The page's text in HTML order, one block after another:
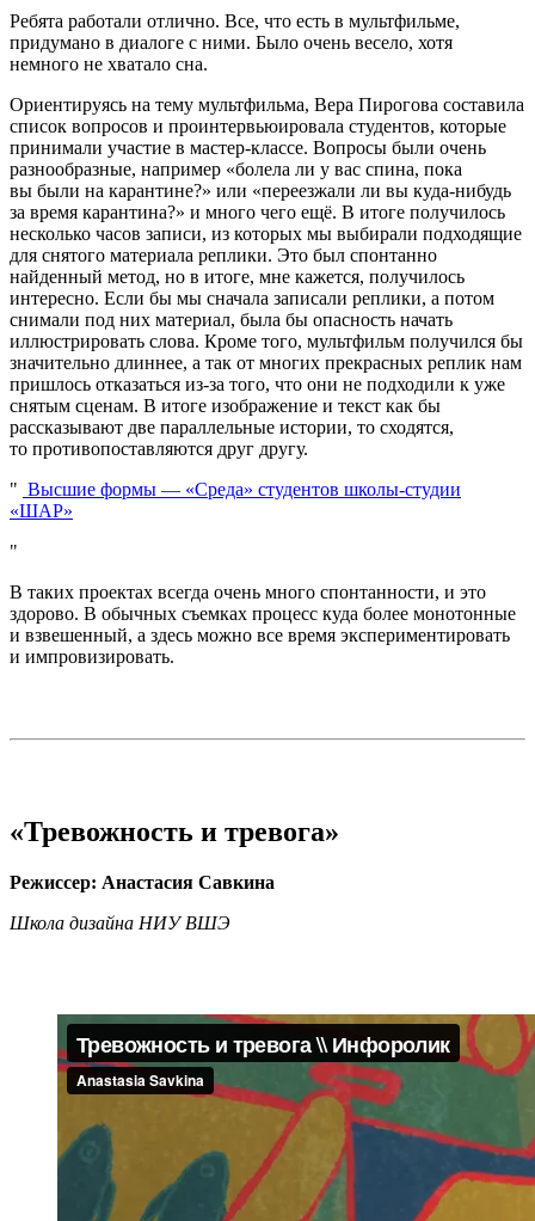
Ребята работали отлично. Все, что есть в мультфильме,
придумано в диалоге с ними. Было очень весело, хотя
немного не хватало сна.
Ориентируясь на тему мультфильма, Вера Пирогова составила
список вопросов и проинтервьюировала студентов, которые
принимали участие в мастер-классе. Вопросы были очень
разнообразные, например «болела ли у вас спина, пока
вы были на карантине?» или «переезжали ли вы куда-нибудь
за время карантина?» и много чего ещё. В итоге получилось
несколько часов записи, из которых мы выбирали подходящие
для снятого материала реплики. Это был спонтанно
найденный метод, но в итоге, мне кажется, получилось
интересно. Если бы мы сначала записали реплики, а потом
снимали под них материал, была бы опасность начать
иллюстрировать слова. Кроме того, мультфильм получился бы
значительно длиннее, а так от многих прекрасных реплик нам
пришлось отказаться из-за того, что они не подходили к уже
снятым сценам. В итоге изображение и текст как бы
рассказывают две параллельные истории, то сходятся,
то противопоставляются друг другу.
Высшие формы — «Среда» студентов школы-студии
«ШАР»
В таких проектах всегда очень много спонтанности, и это
здорово. В обычных съемках процесс куда более монотонные
и взвешенный, а здесь можно все время экспериментировать
и импровизировать.
«Тревожность и тревога»
Режиссер: Анастасия Савкина
Школа дизайна НИУ ВШЭ